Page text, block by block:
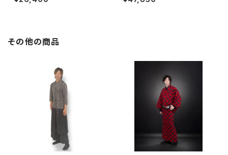
衣 メンズ 綿100％
浴衣 メンズ 麻100％
その他の商品